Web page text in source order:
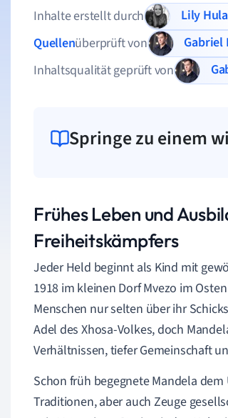
Inhalte erstellt durch
Lily
Quellenüberprüft von
Gabriel
Inhaltsqualität geprüft von
Springe zu einem
Frühes Leben und
Freiheitskämpfers
Jeder Held beginnt als Kind mit
1918 im kleinen Dorf Mvezo im
Menschen nur selten über ihr
Adel des Xhosa-Volkes, doch
Verhältnissen, tiefer Gemeinschaft
Schon früh begegnete Mandela
Traditionen, aber auch Zeuge